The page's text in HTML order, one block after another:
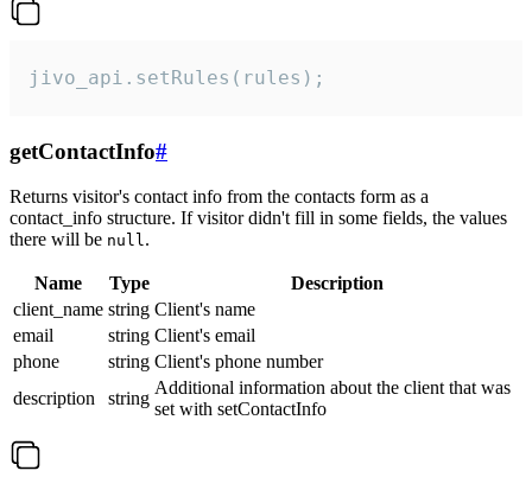
jivo_api.setRules(rules);
getContactInfo#
Returns visitor's contact info from the contacts form as a
contact_info structure. If visitor didn't fill in some fields, the values
there will be null.
Name Type
Description
client_name string Client's name
email
string Client's email
phone
string Client's phone number
description
string
Additional information about the client that was
set with setContactInfo